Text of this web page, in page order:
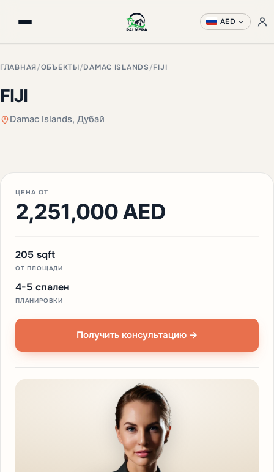
AED
ГЛАВНАЯ/ОБЪЕКТЫ/DAMAC ISLANDS /FIJI
FIJI
Damac Islands, Дубай
ЦЕНА ОТ
2,251,000 AED
205 sqft
ОТ ПЛОЩАДИ
4-5 спален
ПЛАНИРОВКИ
Получить консультацию →